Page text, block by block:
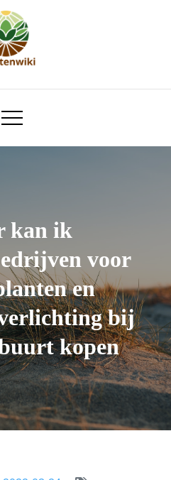
kan ik
voor
en
bij
kopen